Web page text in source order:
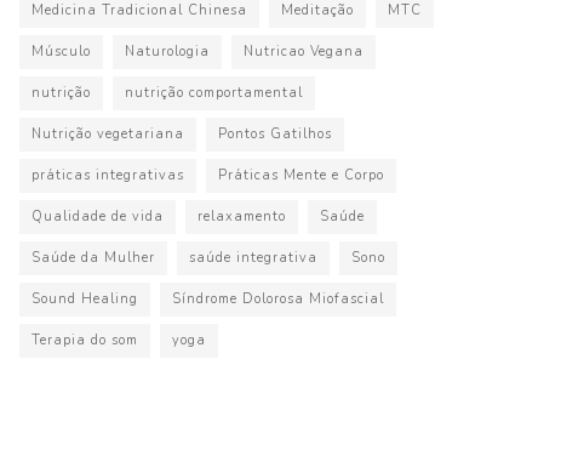
Medicina Tradicional Chinesa Meditação MTC
Músculo Naturologia Nutricao Vegana
nutrição nutrição comportamental
Nutrição vegetariana Pontos Gatilhos
práticas integrativas Práticas Mente e Corpo
Qualidade de vida relaxamento Saúde
Saúde da Mulher saúde integrativa Sono
Sound Healing Síndrome Dolorosa Miofascial
Terapia do som yoga